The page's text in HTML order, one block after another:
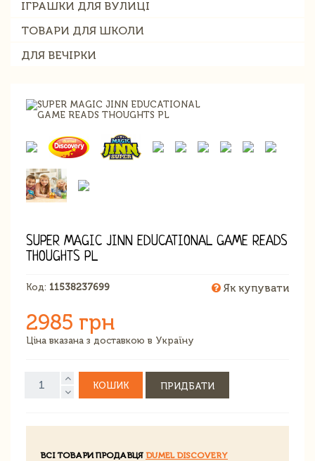
ІГРАШКИ ДЛЯ ВУЛИЦІ
ТОВАРИ ДЛЯ ШКОЛИ
ДЛЯ ВЕЧІРКИ
SUPER MAGIC JINN EDUCATIONAL GAME READS
THOUGHTS PL
Код: 11538237699 Як купувати
2985 грн
Ціна вказана з доставкою в Україну
КОШИК ПРИДБАТИ
ВСІ ТОВАРИ ПРОДАВЦЯ DUMEL DISCOVERY